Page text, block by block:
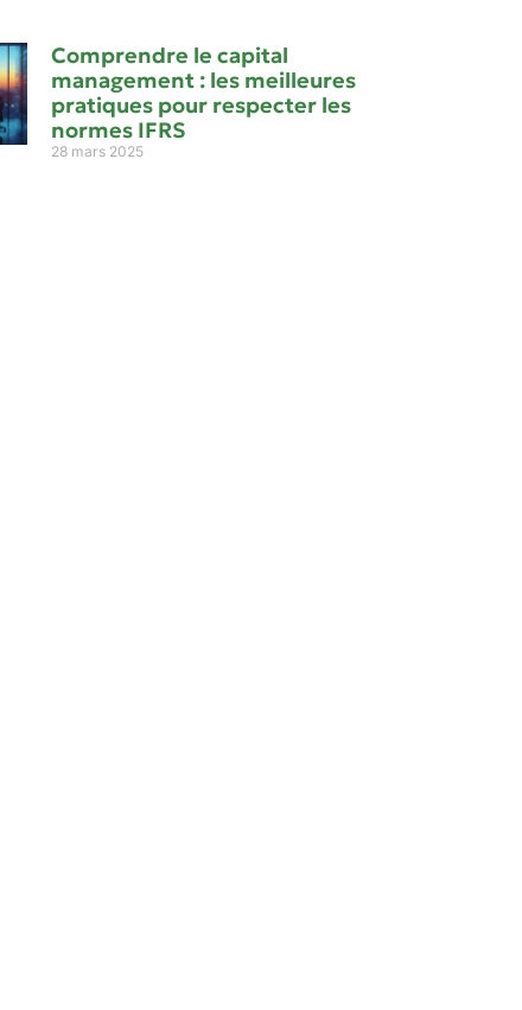
Comprendre le capital
management : les meilleures
pratiques pour respecter les
normes IFRS
28 mars 2025